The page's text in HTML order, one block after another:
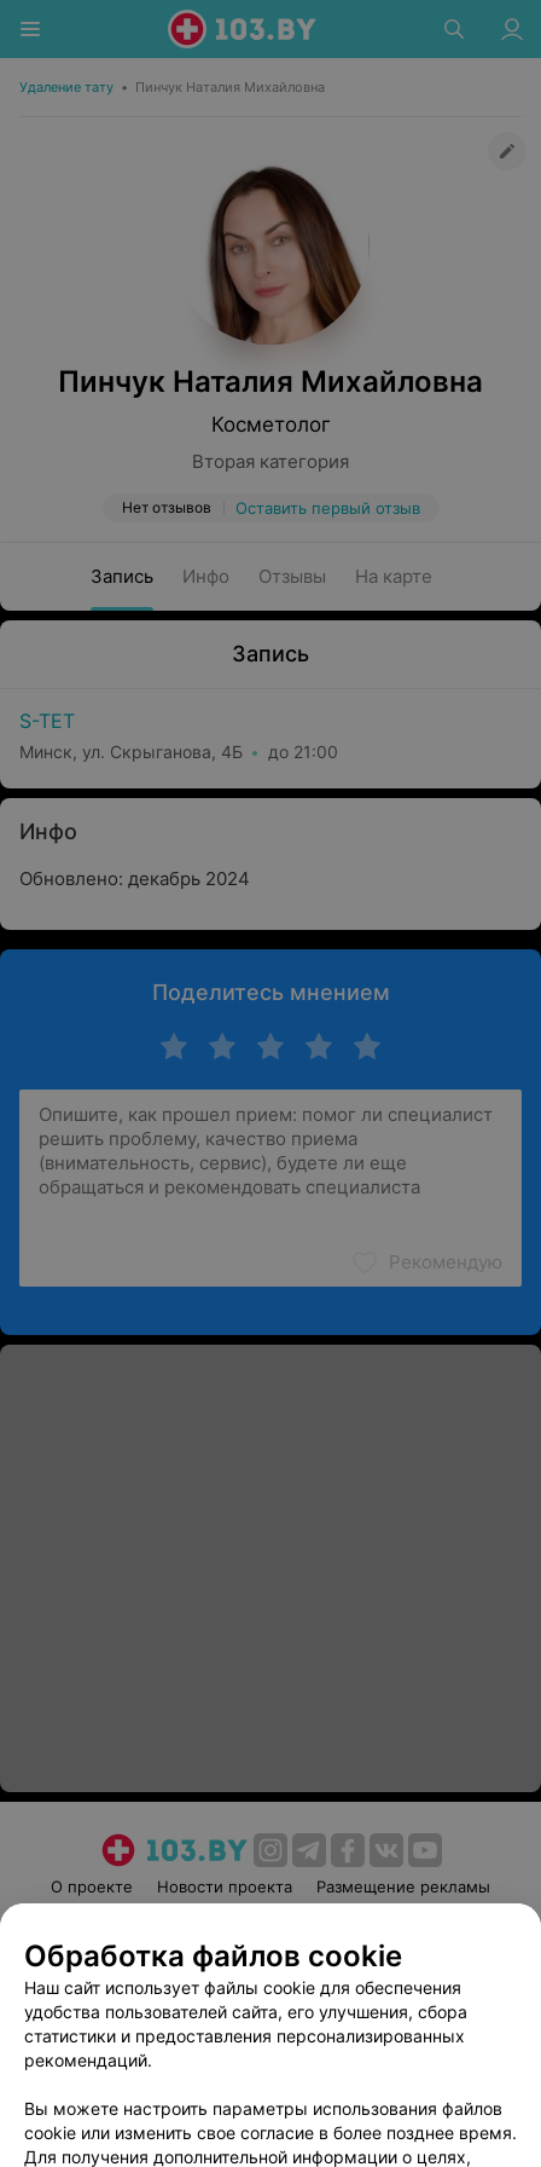
Удаление тату • Пинчук Наталия Михайловна
Пинчук Наталия Михайловна
Косметолог
Вторая категория
Нет отзывов Оставить первый отзыв
Запись Инфо Отзывы На карте
Запись
S-TET
Минск, ул. Скрыганова, 4Б до 21:00
Инфо
Обновлено: декабрь 2024
Поделитесь мнением
Рекомендую
О проекте Новости проекта
Размещение рекламы
Пользовательское соглашение
Способы оплаты
Вакансии
Партнеры
Написать руководителю 103.by
Обработка персональных данных
Обработка файлов cookie
Наш сайт использует файлы cookie для обеспечения
удобства пользователей сайта, его улучшения, сбора
статистики и предоставления персонализированных
рекомендаций.
Вы можете настроить параметры использования файлов
cookie или изменить свое согласие в более позднее время.
Для получения дополнительной информации о целях,